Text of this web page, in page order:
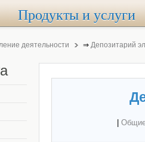
Продукты и услуги
деятельности ⇒ Депозитарий